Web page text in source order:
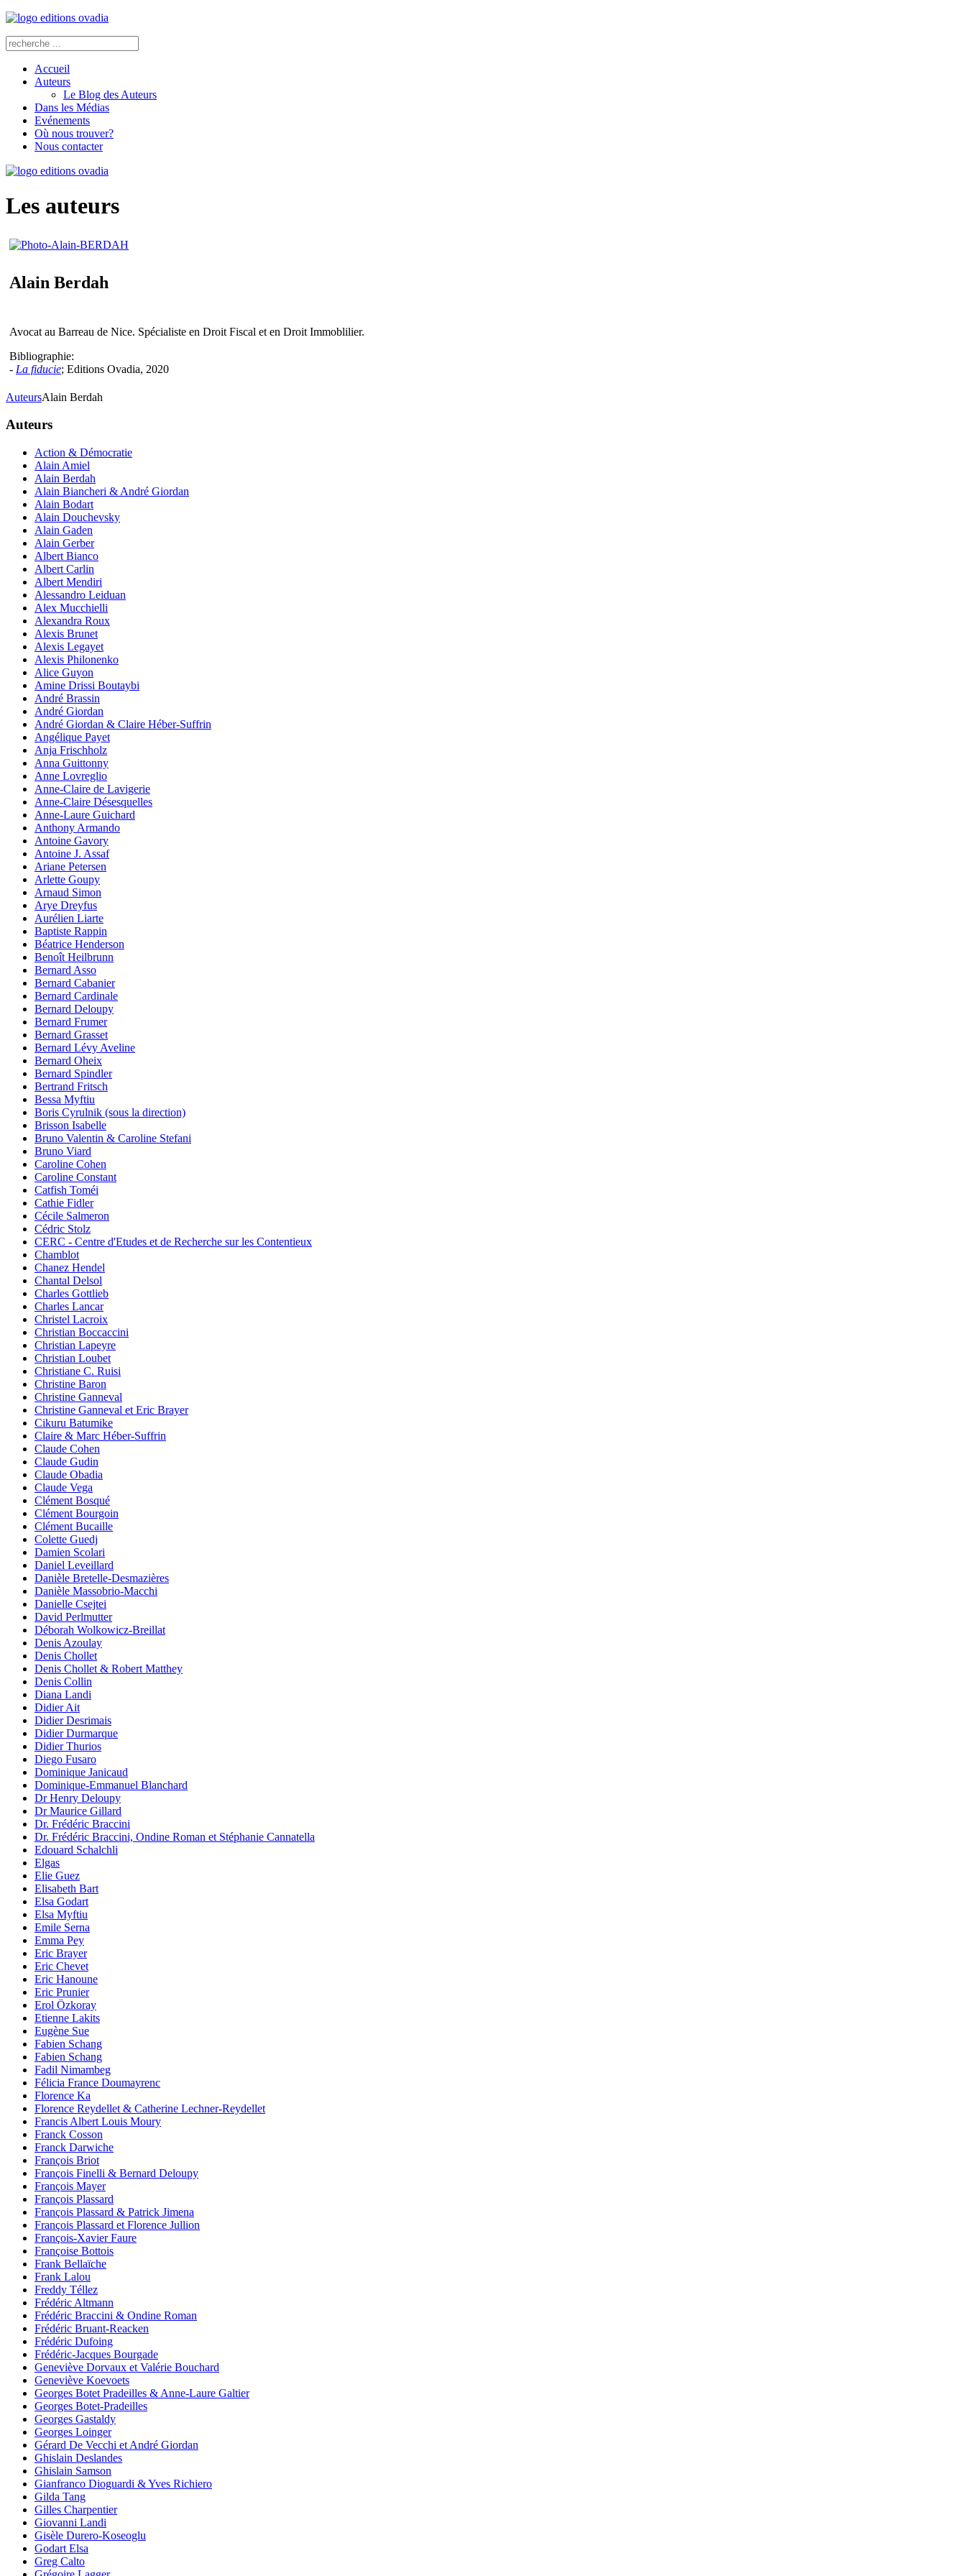
Accueil
Auteurs
Le Blog des Auteurs
Dans les Médias
Evénements
Où nous trouver?
Nous contacter
Les auteurs
Alain Berdah
Avocat au Barreau de Nice. Spécialiste en Droit Fiscal et en Droit Immoblilier.
Bibliographie:
- La fiducie; Editions Ovadia, 2020
AuteursAlain Berdah
Auteurs
Action & Démocratie
Alain Amiel
Alain Berdah
Alain Biancheri & André Giordan
Alain Bodart
Alain Douchevsky
Alain Gaden
Alain Gerber
Albert Bianco
Albert Carlin
Albert Mendiri
Alessandro Leiduan
Alex Mucchielli
Alexandra Roux
Alexis Brunet
Alexis Legayet
Alexis Philonenko
Alice Guyon
Amine Drissi Boutaybi
André Brassin
André Giordan
André Giordan & Claire Héber-Suffrin
Angélique Payet
Anja Frischholz
Anna Guittonny
Anne Lovreglio
Anne-Claire de Lavigerie
Anne-Claire Désesquelles
Anne-Laure Guichard
Anthony Armando
Antoine Gavory
Antoine J. Assaf
Ariane Petersen
Arlette Goupy
Arnaud Simon
Arye Dreyfus
Aurélien Liarte
Baptiste Rappin
Béatrice Henderson
Benoît Heilbrunn
Bernard Asso
Bernard Cabanier
Bernard Cardinale
Bernard Deloupy
Bernard Frumer
Bernard Grasset
Bernard Lévy Aveline
Bernard Oheix
Bernard Spindler
Bertrand Fritsch
Bessa Myftiu
Boris Cyrulnik (sous la direction)
Brisson Isabelle
Bruno Valentin & Caroline Stefani
Bruno Viard
Caroline Cohen
Caroline Constant
Catfish Toméi
Cathie Fidler
Cécile Salmeron
Cédric Stolz
CERC - Centre d'Etudes et de Recherche sur les Contentieux
Chamblot
Chanez Hendel
Chantal Delsol
Charles Gottlieb
Charles Lancar
Christel Lacroix
Christian Boccaccini
Christian Lapeyre
Christian Loubet
Christiane C. Ruisi
Christine Baron
Christine Ganneval
Christine Ganneval et Eric Brayer
Cikuru Batumike
Claire & Marc Héber-Suffrin
Claude Cohen
Claude Gudin
Claude Obadia
Claude Vega
Clément Bosqué
Clément Bourgoin
Clément Bucaille
Colette Guedj
Damien Scolari
Daniel Leveillard
Danièle Bretelle-Desmazières
Danièle Massobrio-Macchi
Danielle Csejtei
David Perlmutter
Déborah Wolkowicz-Breillat
Denis Azoulay
Denis Chollet
Denis Chollet & Robert Matthey
Denis Collin
Diana Landi
Didier Ait
Didier Desrimais
Didier Durmarque
Didier Thurios
Diego Fusaro
Dominique Janicaud
Dominique-Emmanuel Blanchard
Dr Henry Deloupy
Dr Maurice Gillard
Dr. Frédéric Braccini
Dr. Frédéric Braccini, Ondine Roman et Stéphanie Cannatella
Edouard Schalchli
Elgas
Elie Guez
Elisabeth Bart
Elsa Godart
Elsa Myftiu
Emile Serna
Emma Pey
Eric Brayer
Eric Chevet
Eric Hanoune
Eric Prunier
Erol Özkoray
Etienne Lakits
Eugène Sue
Fabien Schang
Fabien Schang
Fadil Nimambeg
Félicia France Doumayrenc
Florence Ka
Florence Reydellet & Catherine Lechner-Reydellet
Francis Albert Louis Moury
Franck Cosson
Franck Darwiche
François Briot
François Finelli & Bernard Deloupy
François Mayer
François Plassard
François Plassard & Patrick Jimena
François Plassard et Florence Jullion
François-Xavier Faure
Françoise Bottois
Frank Bellaïche
Frank Lalou
Freddy Téllez
Frédéric Altmann
Frédéric Braccini & Ondine Roman
Frédéric Bruant-Reacken
Frédéric Dufoing
Frédéric-Jacques Bourgade
Geneviève Dorvaux et Valérie Bouchard
Geneviève Koevoets
Georges Botet Pradeilles & Anne-Laure Galtier
Georges Botet-Pradeilles
Georges Gastaldy
Georges Loinger
Gérard De Vecchi et André Giordan
Ghislain Deslandes
Ghislain Samson
Gianfranco Dioguardi & Yves Richiero
Gilda Tang
Gilles Charpentier
Giovanni Landi
Gisèle Durero-Koseoglu
Godart Elsa
Greg Calto